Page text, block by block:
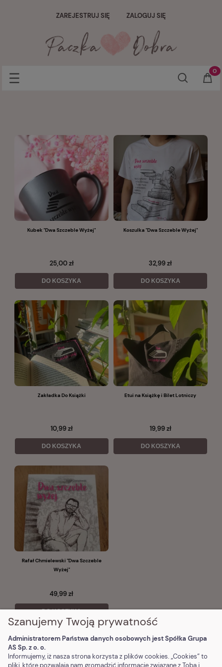
ZAREJESTRUJ SIĘ ZALOGUJ SIĘ
Kubek "Dwa Szczeble Wyżej"
25,00 zł
DO KOSZYKA
Koszulka "Dwa Szczeble Wyżej"
32,99 zł
DO KOSZYKA
Zakładka Do Książki
10,99 zł
DO KOSZYKA
Etui na Książkę i Bilet Lotniczy
19,99 zł
DO KOSZYKA
Rafał Chmielewski "Dwa Szczeble
Wyżej"
49,99 zł
DO KOSZYKA
POMOC
Szanujemy Twoją prywatność
Administratorem Państwa danych osobowych jest Spółka Grupa
AS Sp. z o. o.
Informujemy, iż nasza strona korzysta z plików cookies. „Cookies” to
pliki, które pozwalają nam gromadzić informacje związane z Tobą i